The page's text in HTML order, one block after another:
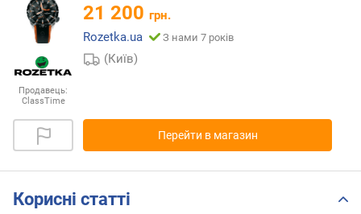
Продавець:
ClassTime
21 200 грн.
Rozetka.ua
З нами 7 років
(Київ)
Перейти в магазин
Корисні статті